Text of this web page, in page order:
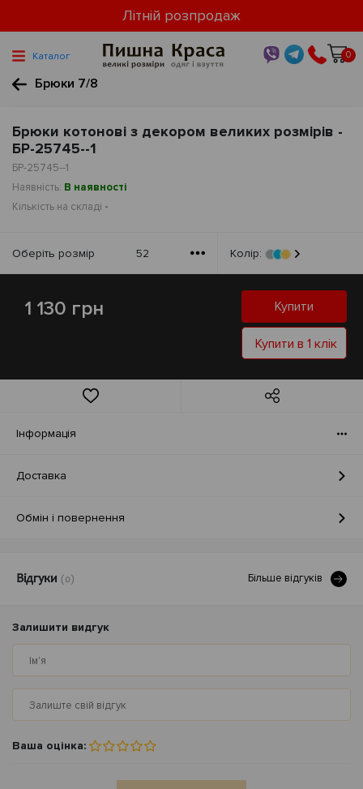
Літній розпродаж
Каталог 0
Брюки 7/8
Брюки котонові з декором великих розмірів -
БР-25745--1
БР-25745--1
Наявність: В наявності
Кількість на складі -
Оберiть розмiр 52 Колір:
1 130 грн Купити
Купити в 1 клік
Iнформація
Доставка
Обмін і повернення
Відгуки (0) Бiльше вiдгукiв
Залишити видгук
Ваша оцінка: